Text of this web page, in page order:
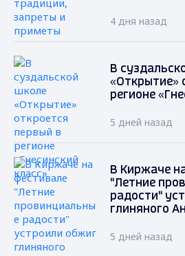
4 дня назад
В
«Открытие»
регионе
5 дней назад
В Киржаче
"Летние
радости"
глиняного
5 дней назад